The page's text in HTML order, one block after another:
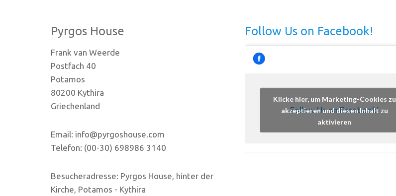
Pyrgos House
Frank van Weerde
Postfach 40
Potamos
80200 Kythira
Griechenland
Email: info@pyrgoshouse.com
Telefon: (00-30) 698986 3140
Besucheradresse: Pyrgos House, hinter der
Kirche, Potamos - Kythira
Follow Us on Facebook!
Follow Us on Facebook!
Klicke hier, um Marketing-Cookies zu
akzeptieren und diesen Inhalt zu
aktivieren